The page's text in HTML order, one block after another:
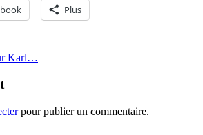
Plus
Karl…
pour publier un commentaire.